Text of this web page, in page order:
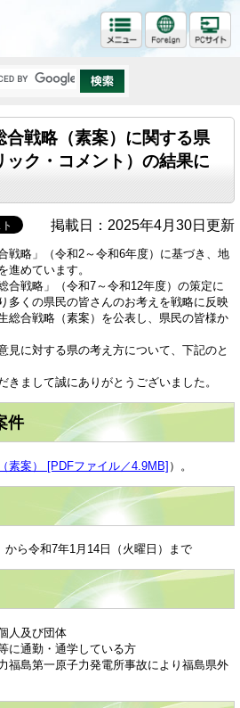
合戦略（素案）に関する県
ック・コメント）の結果に
掲載日：2025年4月30日更新
戦略」（令和2～令和6年度）に基づき、地
進めています。
戦略」（令和7～令和12年度）の策定に
多くの県民の皆さんのお考えを戦略に反映
総合戦略（素案）を公表し、県民の皆様か
に対する県の考え方について、下記のと
まして誠にありがとうございました。
件
素案） [PDFファイル／4.9MB] ）。
ら令和7年1月14日（火曜日）まで
人及び団体
に通勤・通学している方
福島第一原子力発電所事故により福島県外